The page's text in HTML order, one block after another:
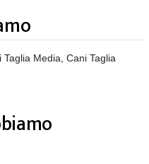
Media, Cani Taglia